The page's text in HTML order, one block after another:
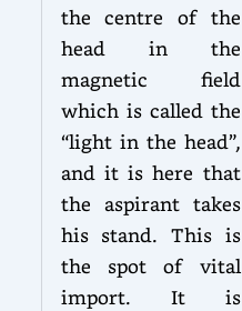
the centre of the
head in the
magnetic field
which is called the
“light in the head”,
and it is here that
the aspirant takes
his stand. This is
the spot of vital
import. It is